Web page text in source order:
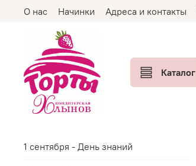
О нас Начинки Адреса и контакты
Каталог
1 сентября - День знаний